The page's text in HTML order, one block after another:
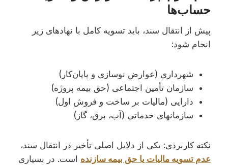
حساب‌ها
پیش از انتقال سند، باید تسویه کامل با نهادهای زیر
انجام شود:
شهرداری (عوارض نوسازی و پایان‌کار)
سازمان تأمین اجتماعی (حق بیمه پروژه)
دارایی (مالیات بر ساخت و فروش اول)
سازمانهای خدماتی (آب، برق، گاز)
نکته کاربردی: یکی از دلایل اصلی تأخیر در انتقال سند،
عدم تسویه مالیات یا حق بیمه سازنده است. در بسیاری